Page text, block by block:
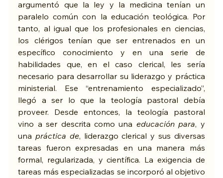
argumentó que la ley y la medicina tenían un
paralelo común con la educación teológica. Por
tanto, al igual que los profesionales en ciencias,
los clérigos tenían que ser entrenados en un
específico conocimiento y en una serie de
habilidades que, en el caso clerical, les sería
necesario para desarrollar su liderazgo y práctica
ministerial. Ese “entrenamiento especializado”,
llegó a ser lo que la teología pastoral debía
proveer. Desde entonces, la teología pastoral
vino a ser descrita como una educación para, y
una práctica de, liderazgo clerical y sus diversas
tareas fueron expresadas en una manera más
formal, regularizada, y científica. La exigencia de
tareas más especializadas se incorporó al objetivo